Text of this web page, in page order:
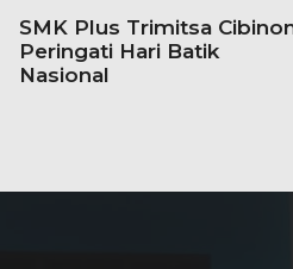
SMK Plus Trimitsa
Peringati Hari Batik
Nasional